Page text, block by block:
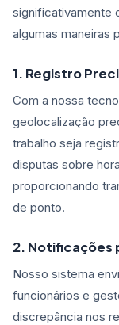
significativamente
algumas maneiras
1. Registro
Com a nossa
geolocalização
trabalho seja
disputas sobre
proporcionando
de ponto.
2. Notificações
Nosso sistema
funcionários e
discrepância nos